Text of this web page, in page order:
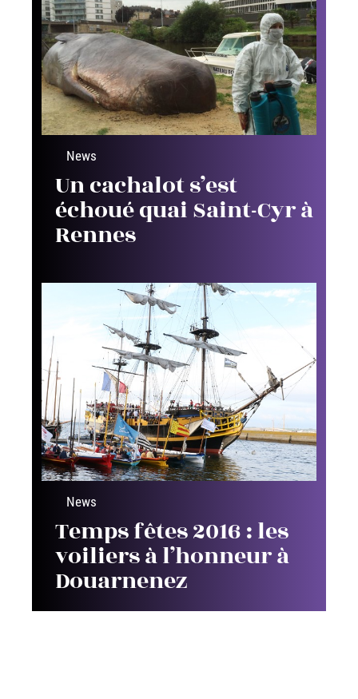
News
Un cachalot s’est
échoué quai Saint-Cyr à
Rennes
News
Temps fêtes 2016 : les
voiliers à l’honneur à
Douarnenez